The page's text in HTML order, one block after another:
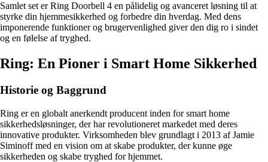
Samlet set er Ring Doorbell 4 en pålidelig og avanceret løsning til at
styrke din hjemmesikkerhed og forbedre din hverdag. Med dens
imponerende funktioner og brugervenlighed giver den dig ro i sindet
og en følelse af tryghed.
Ring: En Pioner i Smart Home Sikkerhed
Historie og Baggrund
Ring er en globalt anerkendt producent inden for smart home
sikkerhedsløsninger, der har revolutioneret markedet med deres
innovative produkter. Virksomheden blev grundlagt i 2013 af Jamie
Siminoff med en vision om at skabe produkter, der kunne øge
sikkerheden og skabe tryghed for hjemmet.